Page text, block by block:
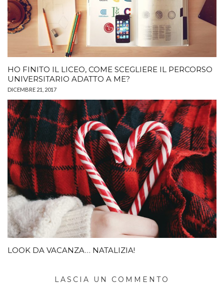
HO FINITO IL LICEO, COME SCEGLIERE IL PERCORSO
UNIVERSITARIO ADATTO A ME?
DICEMBRE 21, 2017
LOOK DA VACANZA… NATALIZIA!
LASCIA UN COMMENTO